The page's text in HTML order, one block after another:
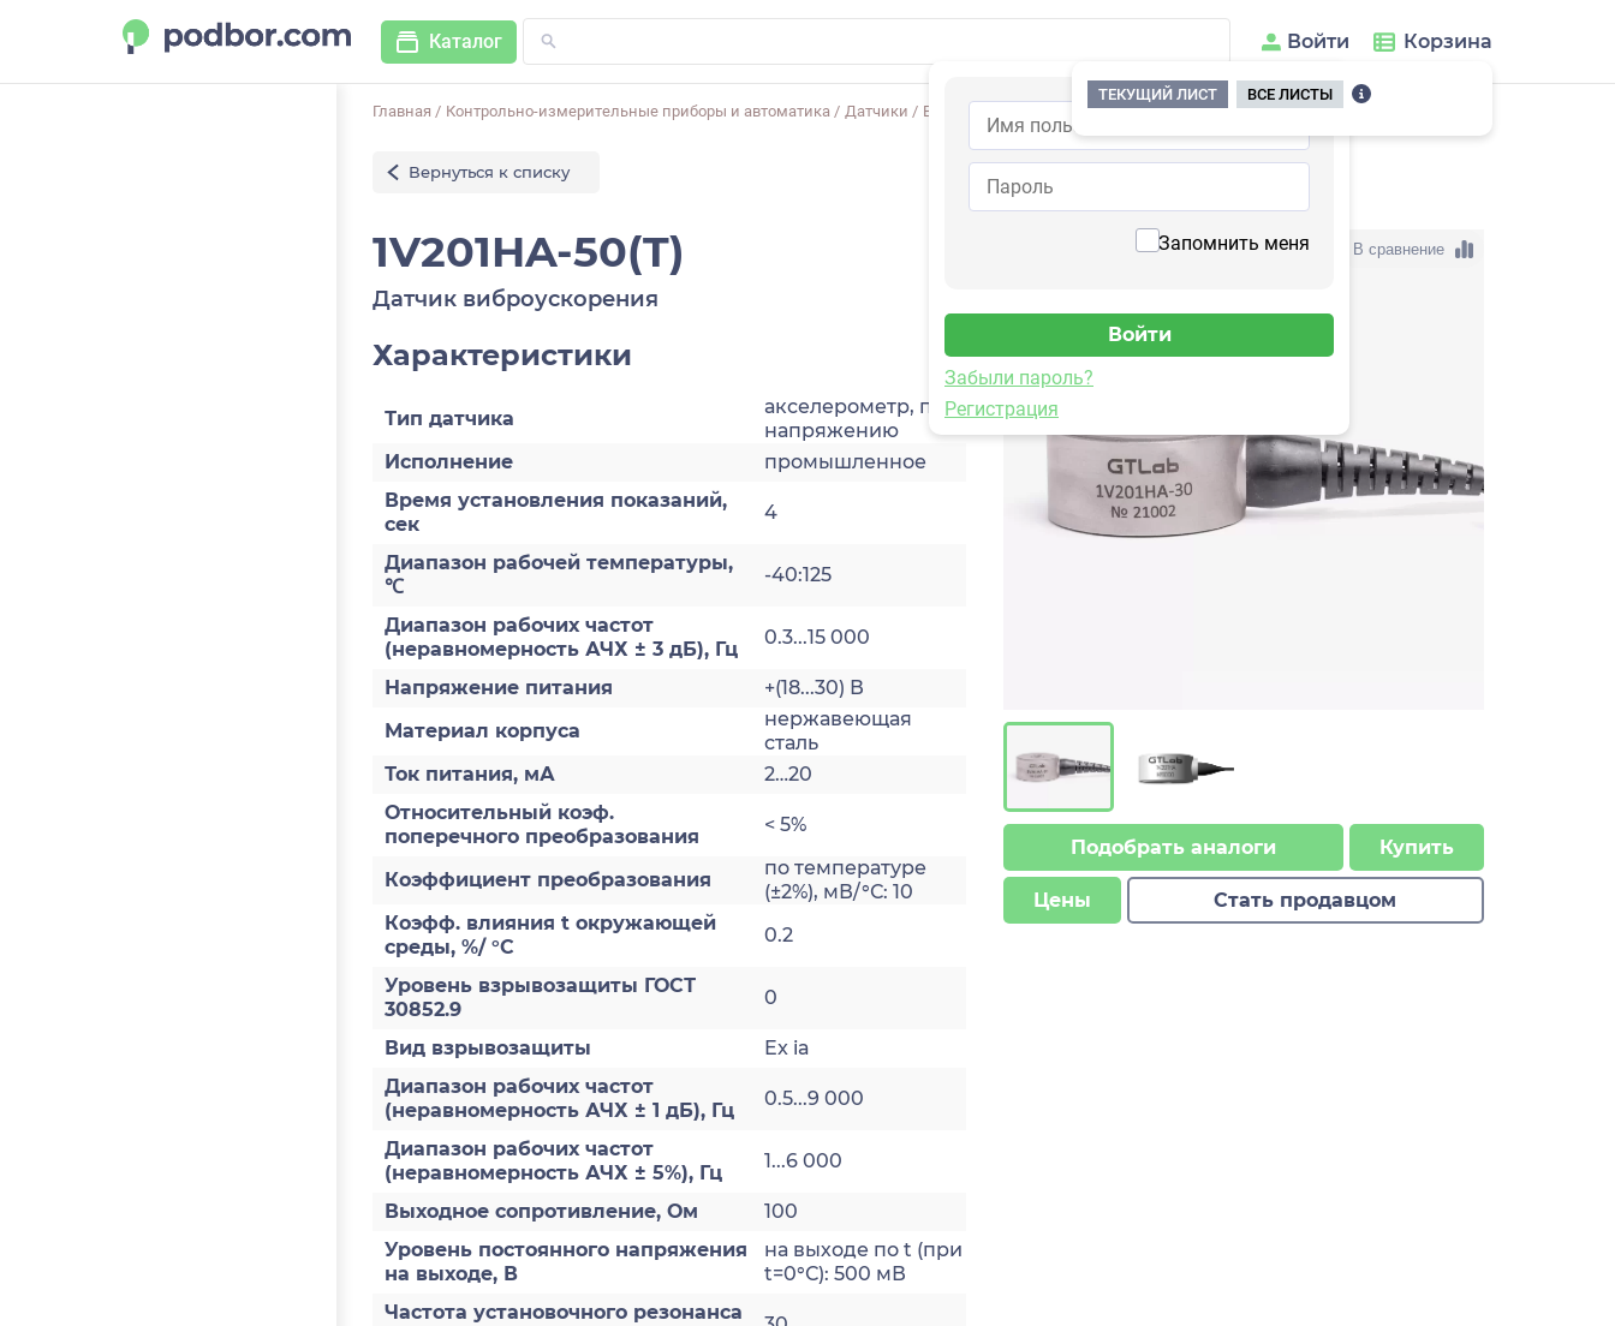
Каталог Войти
Запомнить меня
Забыли пароль?
Регистрация
Корзина
ТЕКУЩИЙ ЛИСТ
ВСЕ ЛИСТЫ
Главная / Контрольно-измерительные приборы и автоматика / Датчики / Виброускорения 1V201HA-50(T)
Вернуться к списку
1V201HA-50(T)
Датчик виброускорения
Характеристики
Тип датчика
акселерометр, по
напряжению
Исполнение
промышленное
Время установления показаний,
сек
4
Диапазон рабочей температуры,
℃
-40:125
Диапазон рабочих частот
(неравномерность АЧХ ± 3 дБ), Гц
0.3...15 000
Напряжение питания
+(18...30) В
Материал корпуса
нержавеющая
сталь
Ток питания, мА
2…20
Относительный коэф.
поперечного преобразования
< 5%
Коэффициент преобразования
по температуре
(±2%), мВ/°С: 10
Коэфф. влияния t окружающей
среды, %/ °С
0.2
Уровень взрывозащиты ГОСТ
30852.9
0
Вид взрывозащиты
Ex ia
Диапазон рабочих частот
(неравномерность АЧХ ± 1 дБ), Гц
0.5...9 000
Диапазон рабочих частот
(неравномерность АЧХ ± 5%), Гц
1...6 000
Выходное сопротивление, Ом
100
Уровень постоянного напряжения
на выходе, В
на выходе по t (при
t=0°С): 500 мВ
Частота установочного резонанса
В сравнение
Подобрать аналоги Купить
Цены Стать продавцом